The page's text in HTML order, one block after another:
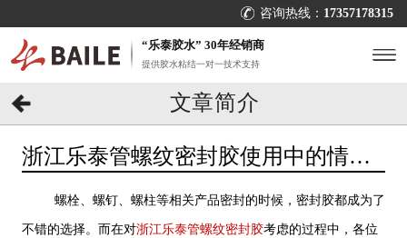
咨询热线： 17357178315
“乐泰胶水” 30年经销商
提供胶水粘结一对一技术支持
文章简介
浙江乐泰管螺纹密封胶使用中的情况
螺栓、螺钉、螺柱等相关产品密封的时候，密封胶都成为了
不错的选择。而在对浙江乐泰管螺纹密封胶考虑的过程中，各位